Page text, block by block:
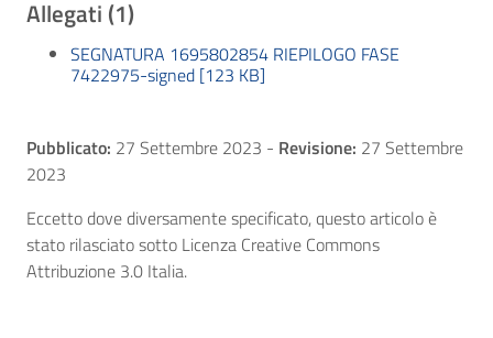
Allegati (1)
SEGNATURA 1695802854 RIEPILOGO FASE
7422975-signed [123 KB]
Pubblicato: 27 Settembre 2023 - Revisione: 27 Settembre
2023
Eccetto dove diversamente specificato, questo articolo è
stato rilasciato sotto Licenza Creative Commons
Attribuzione 3.0 Italia.